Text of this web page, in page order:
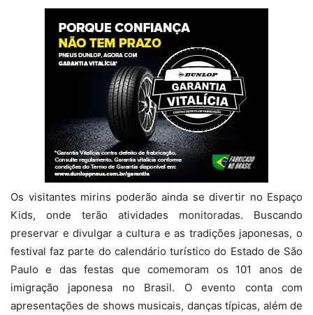
Os visitantes mirins poderão ainda se divertir no Espaço
Kids, onde terão atividades monitoradas. Buscando
preservar e divulgar a cultura e as tradições japonesas, o
festival faz parte do calendário turístico do Estado de São
Paulo e das festas que comemoram os 101 anos de
imigração japonesa no Brasil. O evento conta com
apresentações de shows musicais, danças típicas, além de